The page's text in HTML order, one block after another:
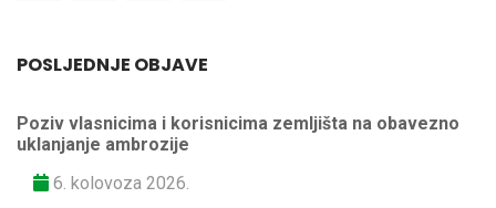
POSLJEDNJE OBJAVE
Poziv vlasnicima i korisnicima zemljišta na obavezno
uklanjanje ambrozije
6. kolovoza 2026.